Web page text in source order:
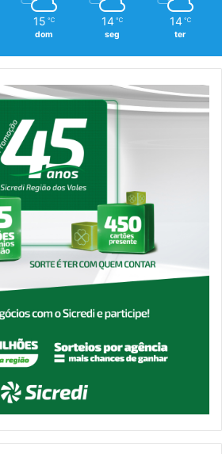
15 ℃
dom
14 ℃
seg
14 ℃
ter